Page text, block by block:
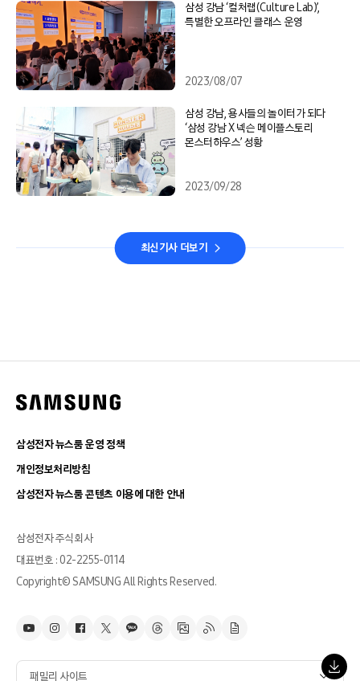
삼성 강남 ‘컬처랩(Culture Lab)’,
특별한 오프라인 클래스 운영
2023/08/07
삼성 강남, 용사들의 놀이터가 되다
‘삼성 강남 X 넥슨 메이플스토리
몬스터하우스’ 성황
2023/09/28
최신기사 더보기
삼성전자 뉴스룸 운영 정책
개인정보처리방침
삼성전자 뉴스룸 콘텐츠 이용에 대한 안내
삼성전자 주식회사
대표번호 : 02-2255-0114
Copyright© SAMSUNG All Rights Reserved.
패밀리 사이트